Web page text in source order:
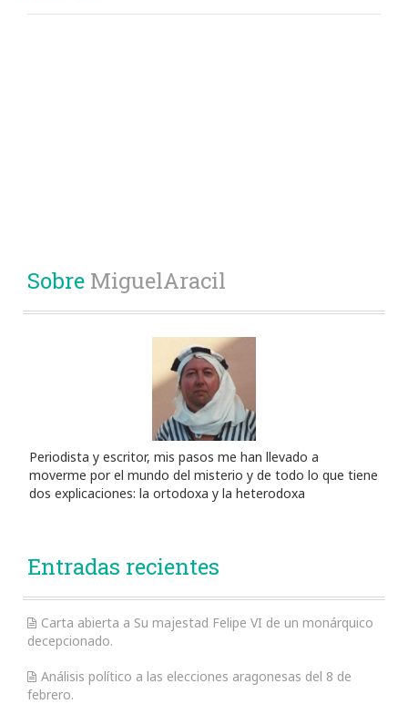
Sobre MiguelAracil
Periodista y escritor, mis pasos me han llevado a
moverme por el mundo del misterio y de todo lo que tiene
dos explicaciones: la ortodoxa y la heterodoxa
Entradas recientes
Carta abierta a Su majestad Felipe VI de un monárquico
decepcionado.
Análisis político a las elecciones aragonesas del 8 de
febrero.